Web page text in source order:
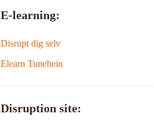
E-learning:
Disrupt dig selv
Elearn Tunehein
Disruption site: